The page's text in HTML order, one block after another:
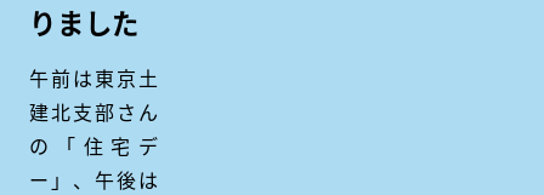
りました
午前は東京土
建北支部さん
の「住宅デ
ー」、午後は